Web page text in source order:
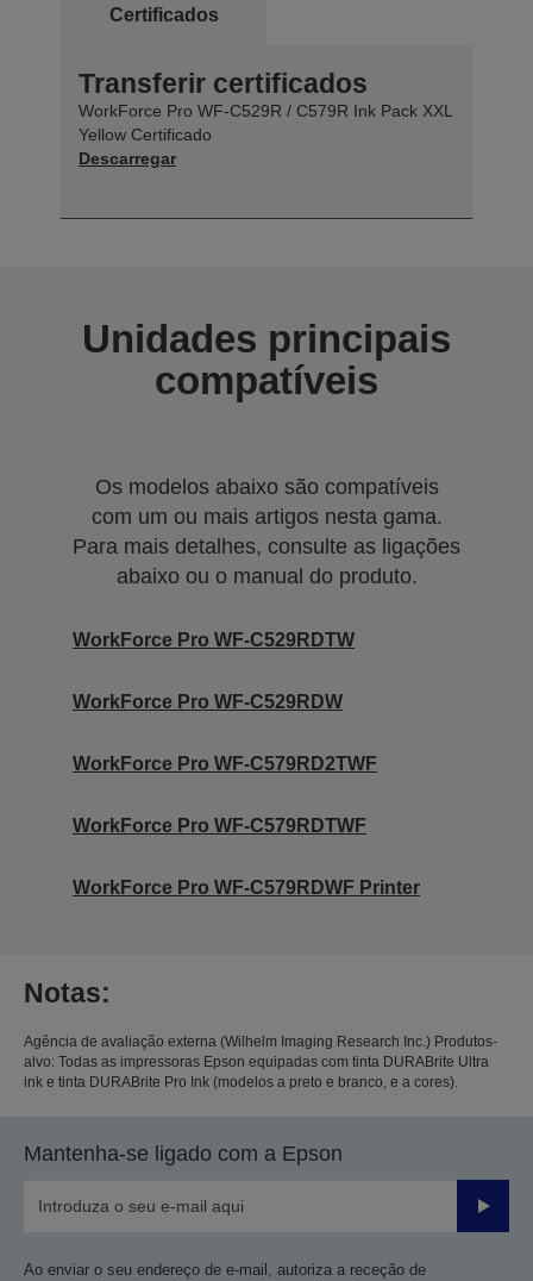
Certificados
Transferir certificados
WorkForce Pro WF-C529R / C579R Ink Pack XXL
Yellow Certificado
Descarregar
Unidades principais
compatíveis
Os modelos abaixo são compatíveis
com um ou mais artigos nesta gama.
Para mais detalhes, consulte as ligações
abaixo ou o manual do produto.
WorkForce Pro WF-C529RDTW
WorkForce Pro WF-C529RDW
WorkForce Pro WF-C579RD2TWF
WorkForce Pro WF-C579RDTWF
WorkForce Pro WF-C579RDWF Printer
Notas:
Agência de avaliação externa (Wilhelm Imaging Research Inc.) Produtos-
alvo: Todas as impressoras Epson equipadas com tinta DURABrite Ultra
ink e tinta DURABrite Pro Ink (modelos a preto e branco, e a cores).
Mantenha-se ligado com a Epson
Enviar
Ao enviar o seu endereço de e-mail, autoriza a receção de